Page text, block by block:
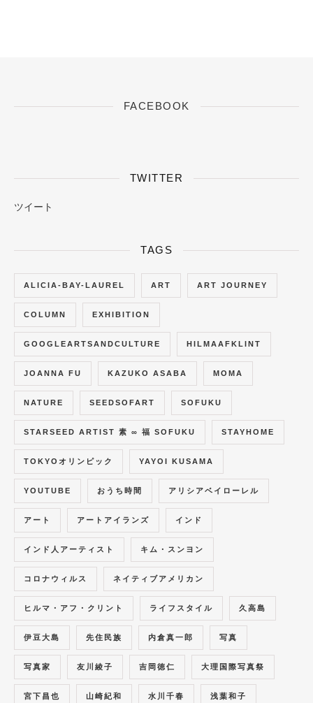
FACEBOOK
TWITTER
ツイート
TAGS
ALICIA-BAY-LAUREL ART ART JOURNEY
COLUMN EXHIBITION
GOOGLEARTSANDCULTURE HILMAAFKLINT
JOANNA FU KAZUKO ASABA MOMA
NATURE SEEDSOFART SOFUKU
STARSEED ARTIST 素 ∞ 福 SOFUKU STAYHOME
TOKYOオリンピック YAYOI KUSAMA
YOUTUBE おうち時間 アリシアベイローレル
アート アートアイランズ インド
インド人アーティスト キム・スンヨン
コロナウィルス ネイティブアメリカン
ヒルマ・アフ・クリント ライフスタイル 久高島
伊豆大島 先住民族 内倉真一郎 写真
写真家 友川綾子 吉岡徳仁 大理国際写真祭
宮下昌也 山崎紀和 水川千春 浅葉和子